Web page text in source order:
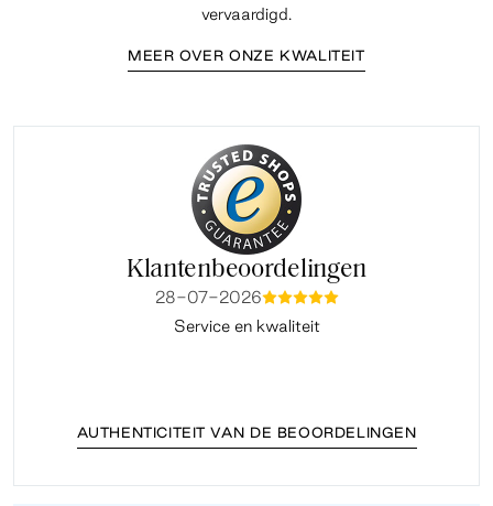
vervaardigd.
MEER OVER ONZE KWALITEIT
Klantenbeoordelingen
28-07-2026mmmmm
Service en kwaliteit
AUTHENTICITEIT VAN DE BEOORDELINGEN